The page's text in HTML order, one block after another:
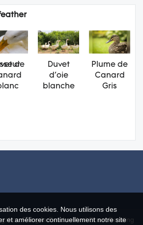
de
Duvet
d'oie
blanche
Plume de
Canard
Gris
Rongda Feather And Down Bedding
des cookies. Nous utilisons des
et améliorer continuellement notre site